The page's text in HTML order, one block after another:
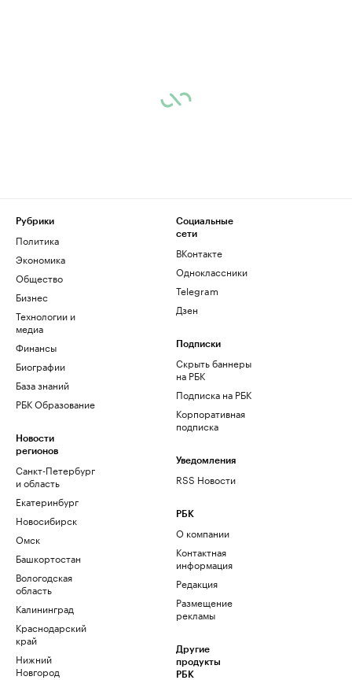
Рубрики
Политика
Экономика
Общество
Бизнес
Технологии и
медиа
Финансы
Биографии
База знаний
РБК Образование
Новости
регионов
Санкт-Петербург
и область
Екатеринбург
Новосибирск
Омск
Башкортостан
Вологодская
область
Калининград
Краснодарский
край
Нижний
Новгород
Социальные
сети
ВКонтакте
Одноклассники
Telegram
Дзен
Подписки
Скрыть баннеры
на РБК
Подписка на РБК
Корпоративная
подписка
Уведомления
RSS Новости
РБК
О компании
Контактная
информация
Редакция
Размещение
рекламы
Другие
продукты
РБК